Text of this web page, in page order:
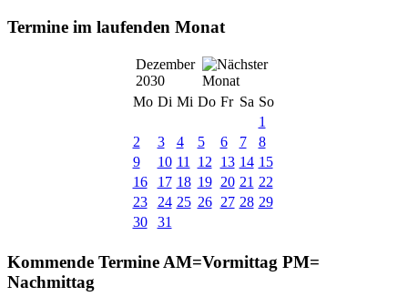
Termine im laufenden Monat
Dezember
2030
Mo Di Mi Do Fr Sa So
1
2
3 4 5 6 7
8
9
10 11 12 13 14 15
16
17 18 19 20 21 22
23
24 25 26 27 28 29
30
31
Kommende Termine AM=Vormittag PM=
Nachmittag